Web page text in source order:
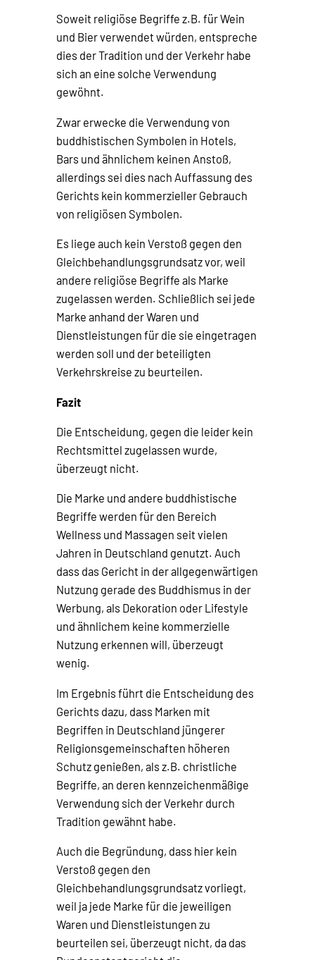
Soweit religiöse Begriffe z.B. für Wein
und Bier verwendet würden, entspreche
dies der Tradition und der Verkehr habe
sich an eine solche Verwendung
gewöhnt.
Zwar erwecke die Verwendung von
buddhistischen Symbolen in Hotels,
Bars und ähnlichem keinen Anstoß,
allerdings sei dies nach Auffassung des
Gerichts kein kommerzieller Gebrauch
von religiösen Symbolen.
Es liege auch kein Verstoß gegen den
Gleichbehandlungsgrundsatz vor, weil
andere religiöse Begriffe als Marke
zugelassen werden. Schließlich sei jede
Marke anhand der Waren und
Dienstleistungen für die sie eingetragen
werden soll und der beteiligten
Verkehrskreise zu beurteilen.
Fazit
Die Entscheidung, gegen die leider kein
Rechtsmittel zugelassen wurde,
überzeugt nicht.
Die Marke und andere buddhistische
Begriffe werden für den Bereich
Wellness und Massagen seit vielen
Jahren in Deutschland genutzt. Auch
dass das Gericht in der allgegenwärtigen
Nutzung gerade des Buddhismus in der
Werbung, als Dekoration oder Lifestyle
und ähnlichem keine kommerzielle
Nutzung erkennen will, überzeugt
wenig.
Im Ergebnis führt die Entscheidung des
Gerichts dazu, dass Marken mit
Begriffen in Deutschland jüngerer
Religionsgemeinschaften höheren
Schutz genießen, als z.B. christliche
Begriffe, an deren kennzeichenmäßige
Verwendung sich der Verkehr durch
Tradition gewähnt habe.
Auch die Begründung, dass hier kein
Verstoß gegen den
Gleichbehandlungsgrundsatz vorliegt,
weil ja jede Marke für die jeweiligen
Waren und Dienstleistungen zu
beurteilen sei, überzeugt nicht, da das